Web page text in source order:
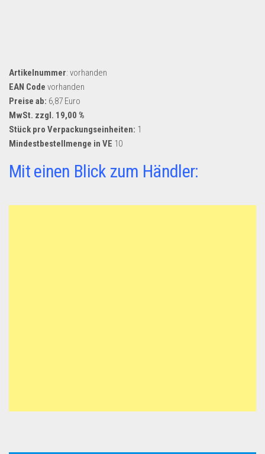
Artikelnummer: vorhanden
EAN Code vorhanden
Preise ab: 6,87 Euro
MwSt. zzgl. 19,00 %
Stück pro Verpackungseinheiten: 1
Mindestbestellmenge in VE 10
Mit einen Blick zum Händler: